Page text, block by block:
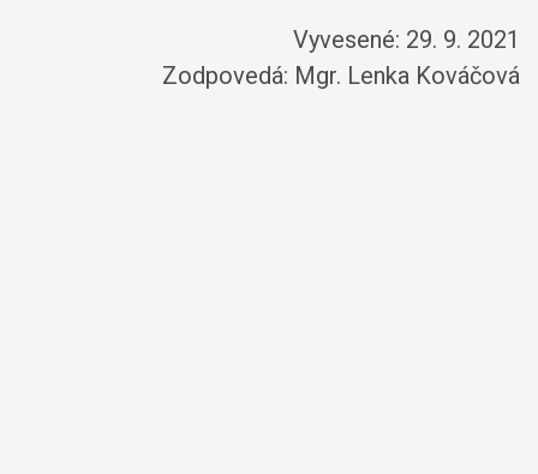
Vyvesené: 29. 9. 2021
Zodpovedá: Mgr. Lenka Kováčová